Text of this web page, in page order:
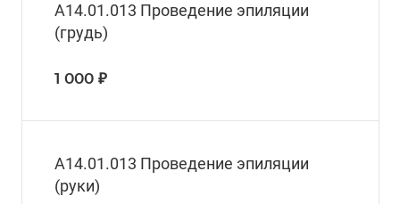
A14.01.013 Проведение эпиляции
(грудь)
1 000 ₽
A14.01.013 Проведение эпиляции
(руки)